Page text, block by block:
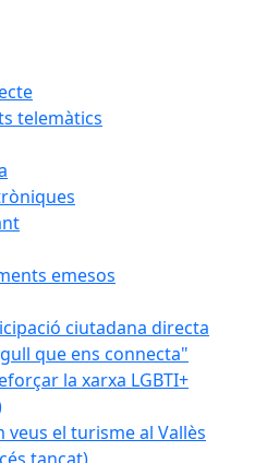
telemàtics
emesos
ciutadana directa
que ens connecta"
la xarxa LGBTI+
veus el turisme al Vallès